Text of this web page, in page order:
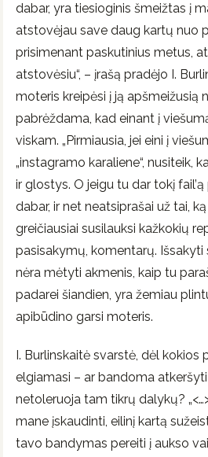
dabar, yra tiesioginis šmeižtas į
atstovėjau save daug kartų nuo
prisimenant paskutinius metus,
atstovėsiu“, – įrašą pradėjo I.
moteris kreipėsi į ją apšmeižusią
pabrėždama, kad einant į
viskam. „Pirmiausia, jei eini į
„instagramo karaliene“, nusiteik,
ir glostys. O jeigu tu dar tokį
dabar, ir net neatsiprašai už tai,
greičiausiai susilauksi kažkokių
pasisakymų, komentarų.
nėra mėtyti akmenis, kaip tu
padarei šiandien, yra žemiau
apibūdino garsi moteris.
I. Burlinskaitė svarstė, dėl kokios
elgiamasi – ar bandoma atkeršyti
netoleruoja tam tikrų dalykų?
mane įskaudinti, eilinį kartą
tavo bandymas pereiti į aukso